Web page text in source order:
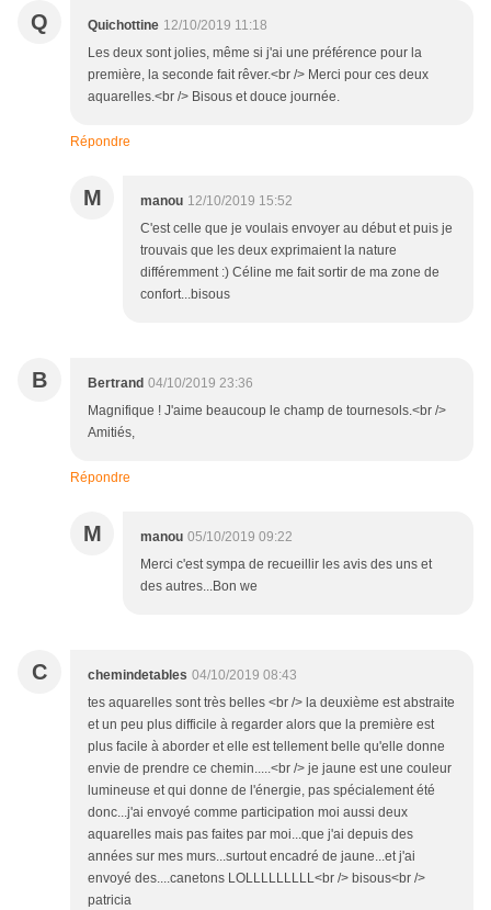
Q Quichottine 12/10/2019 11:18
Les deux sont jolies, même si j'ai une préférence pour la
première, la seconde fait rêver.<br /> Merci pour ces deux
aquarelles.<br /> Bisous et douce journée.
Répondre
M manou 12/10/2019 15:52
C'est celle que je voulais envoyer au début et puis je
trouvais que les deux exprimaient la nature
différemment :) Céline me fait sortir de ma zone de
confort...bisous
B Bertrand 04/10/2019 23:36
Magnifique ! J'aime beaucoup le champ de tournesols.<br />
Amitiés,
Répondre
M manou 05/10/2019 09:22
Merci c'est sympa de recueillir les avis des uns et
des autres...Bon we
C chemindetables 04/10/2019 08:43
tes aquarelles sont très belles <br /> la deuxième est abstraite
et un peu plus difficile à regarder alors que la première est
plus facile à aborder et elle est tellement belle qu'elle donne
envie de prendre ce chemin.....<br /> je jaune est une couleur
lumineuse et qui donne de l'énergie, pas spécialement été
donc...j'ai envoyé comme participation moi aussi deux
aquarelles mais pas faites par moi...que j'ai depuis des
années sur mes murs...surtout encadré de jaune...et j'ai
envoyé des....canetons LOLLLLLLLLL<br /> bisous<br />
patricia